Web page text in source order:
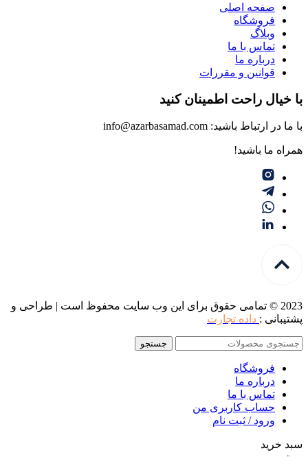
صفحه اصلی
فروشگاه
وبلاگ
تماس با ما
درباره ما
قوانین و مقررات
با خیال راحت اطمینان کنید
با ما در ارتباط باشید: info@azarbasamad.com
همراه ما باشید!
2023 © تمامی حقوق برای این وب سایت محفوظ است | طراحی و
پشتیبانی : داده تجارت
جستجو
فروشگاه
درباره ما
تماس با ما
حساب کاربری من
ورود / ثبت نام
سبد خرید